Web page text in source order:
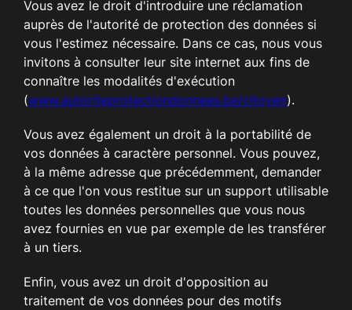
Vous avez le droit d'introduire une réclamation
auprès de l'autorité de protection des données si
vous l'estimez nécessaire. Dans ce cas, nous vous
invitons à consulter leur site internet aux fins de
connaître les modalités d'exécution
(www.autoriteprotectiondonnees.be/citoyen).
Vous avez également un droit à la portabilité de
vos données à caractère personnel. Vous pouvez,
à la même adresse que précédemment, demander
à ce que l'on vous restitue sur un support utilisable
toutes les données personnelles que vous nous
avez fournies en vue par exemple de les transférer
à un tiers.
Enfin, vous avez un droit d'opposition au
traitement de vos données pour des motifs